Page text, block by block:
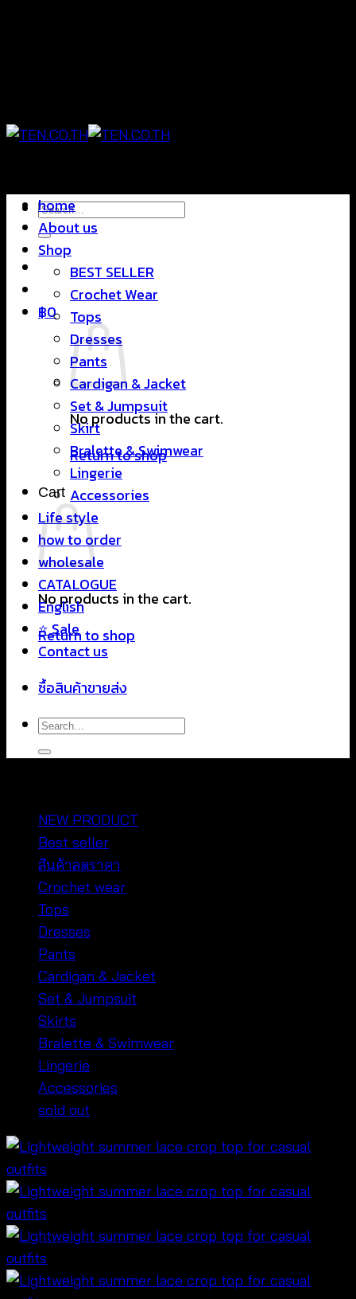
Search
for:
฿0
No products in the cart.
Return to shop
Cart
No products in the cart.
Return to shop
home
About us
Shop
BEST SELLER
Crochet Wear
Tops
Dresses
Pants
Cardigan & Jacket
Set & Jumpsuit
Skirt
Bralette & Swimwear
Lingerie
Accessories
Life style
how to order
wholesale
CATALOGUE
English
⭐ Sale
Contact us
ซื้อสินค้าขายส่ง
Search
for:
NEW PRODUCT
Best seller
สินค้าลดราคา
Crochet wear
Tops
Dresses
Pants
Cardigan & Jacket
Set & Jumpsuit
Skirts
Bralette & Swimwear
Lingerie
Accessories
sold out